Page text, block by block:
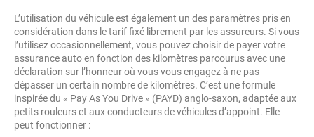
L’utilisation du véhicule est également un des paramètres pris en
considération dans le tarif fixé librement par les assureurs. Si vous
l’utilisez occasionnellement, vous pouvez choisir de payer votre
assurance auto en fonction des kilomètres parcourus avec une
déclaration sur l’honneur où vous vous engagez à ne pas
dépasser un certain nombre de kilomètres. C’est une formule
inspirée du « Pay As You Drive » (PAYD) anglo-saxon, adaptée aux
petits rouleurs et aux conducteurs de véhicules d’appoint. Elle
peut fonctionner :